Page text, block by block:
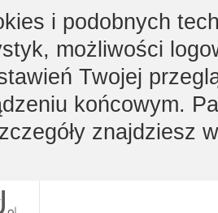
i podobnych
możliwości
Twojej
końcowym.
znajdziesz